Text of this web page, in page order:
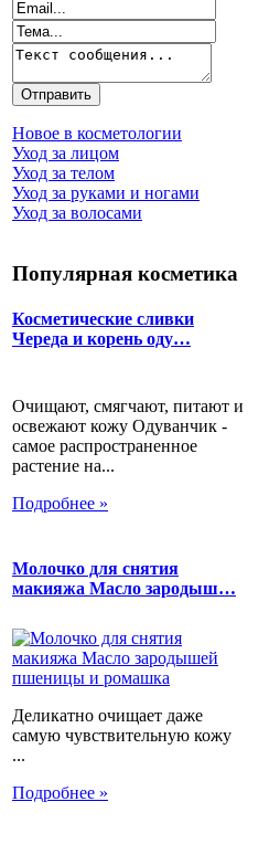
Новое в косметологии
Уход за лицом
Уход за телом
Уход за руками и ногами
Уход за волосами
Популярная косметика
Косметические сливки
Череда и корень оду…
Очищают, смягчают, питают и
освежают кожу Одуванчик -
самое распространенное
растение на...
Подробнее »
Молочко для снятия
макияжа Масло зародыш…
Деликатно очищает даже
самую чувствительную кожу
...
Подробнее »